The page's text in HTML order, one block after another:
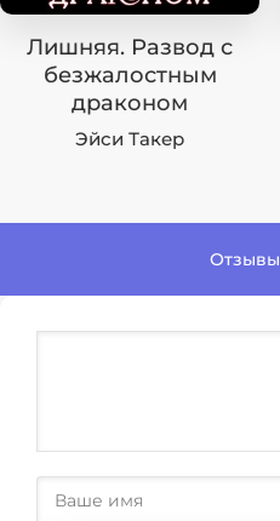
Лишняя. Развод с
безжалостным
драконом
Эйси Такер
Отзывы